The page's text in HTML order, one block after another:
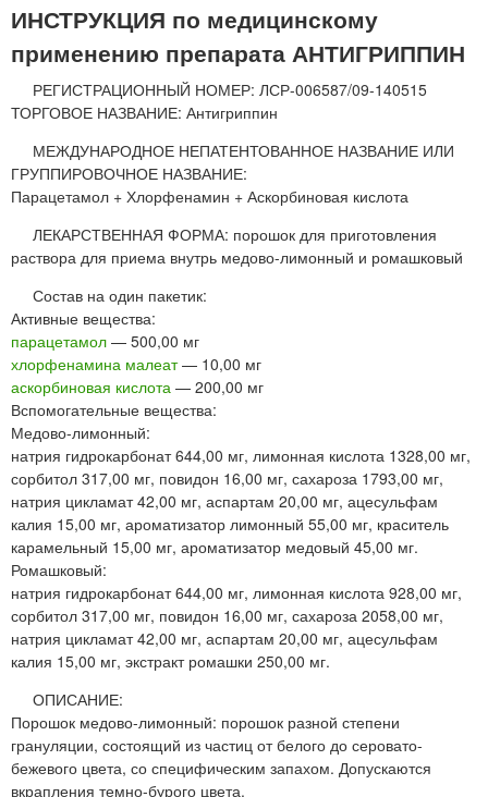
ИНСТРУКЦИЯ по медицинскому
применению препарата АНТИГРИППИН
РЕГИСТРАЦИОННЫЙ НОМЕР: ЛСР-006587/09-140515
ТОРГОВОЕ НАЗВАНИЕ: Антигриппин
МЕЖДУНАРОДНОЕ НЕПАТЕНТОВАННОЕ НАЗВАНИЕ ИЛИ
ГРУППИРОВОЧНОЕ НАЗВАНИЕ:
Парацетамол + Хлорфенамин + Аскорбиновая кислота
ЛЕКАРСТВЕННАЯ ФОРМА: порошок для приготовления
раствора для приема внутрь медово-лимонный и ромашковый
Состав на один пакетик:
Активные вещества:
парацетамол — 500,00 мг
хлорфенамина малеат— 10,00 мг
аскорбиновая кислота — 200,00 мг
Вспомогательные вещества:
Медово-лимонный:
натрия гидрокарбонат 644,00 мг, лимонная кислота 1328,00 мг,
сорбитол 317,00 мг, повидон 16,00 мг, сахароза 1793,00 мг,
натрия цикламат 42,00 мг, аспартам 20,00 мг, ацесульфам
калия 15,00 мг, ароматизатор лимонный 55,00 мг, краситель
карамельный 15,00 мг, ароматизатор медовый 45,00 мг.
Ромашковый:
натрия гидрокарбонат 644,00 мг, лимонная кислота 928,00 мг,
сорбитол 317,00 мг, повидон 16,00 мг, сахароза 2058,00 мг,
натрия цикламат 42,00 мг, аспартам 20,00 мг, ацесульфам
калия 15,00 мг, экстракт ромашки 250,00 мг.
ОПИСАНИЕ:
Порошок медово-лимонный: порошок разной степени
грануляции, состоящий из частиц от белого до серовато-
бежевого цвета, со специфическим запахом. Допускаются
вкрапления темно-бурого цвета.